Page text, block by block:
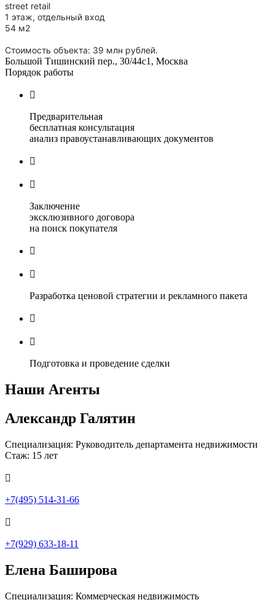
street retail
1 этаж, отдельный вход
54 м2
Стоимость объекта: 39 млн рублей.
Большой Тишинский пер., 30/44с1, Москва
Порядок работы

Предварительная
бесплатная консультация
анализ правоустанавливающих документов


Заключение
эксклюзивного договора
на поиск покупателя


Разработка ценовой стратегии и рекламного пакета


Подготовка и проведение сделки
Наши Агенты
Александр Галятин
Специализация: Руководитель департамента недвижимости
Стаж: 15 лет

+7(495) 514-31-66

+7(929) 633-18-11
Елена Баширова
Специализация: Коммерческая недвижимость